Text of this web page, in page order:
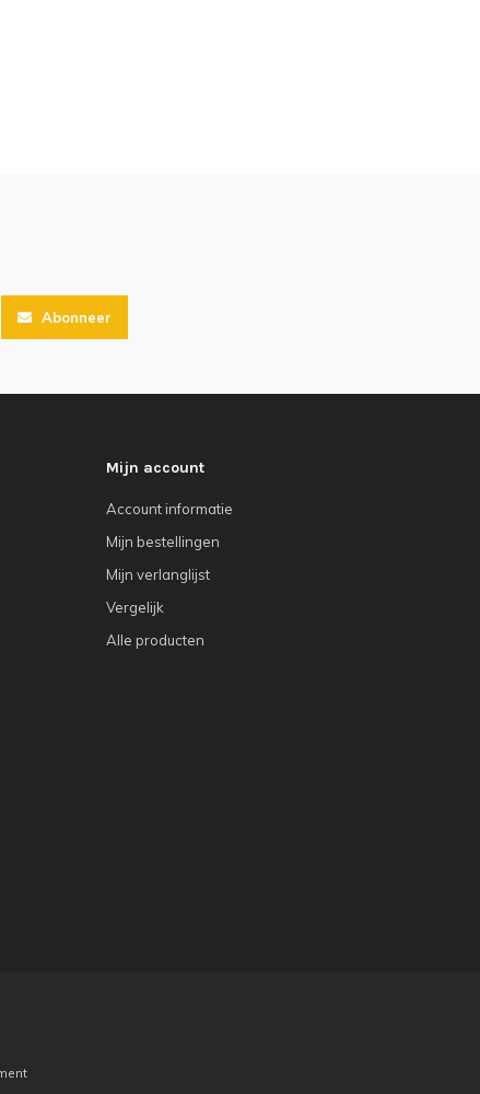
Abonneer
Mijn account
Account informatie
Mijn bestellingen
Mijn verlanglijst
Vergelijk
Alle producten